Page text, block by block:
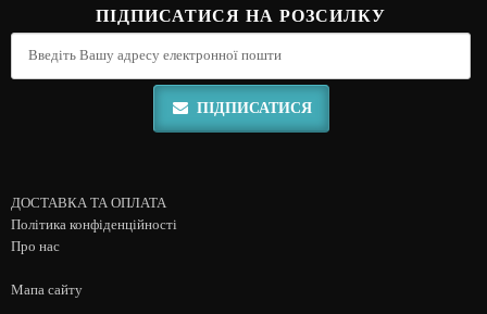
ПІДПИСАТИСЯ НА РОЗСИЛКУ
ПІДПИСАТИСЯ
ДОСТАВКА ТА ОПЛАТА
Політика конфіденційності
Про нас
Мапа сайту